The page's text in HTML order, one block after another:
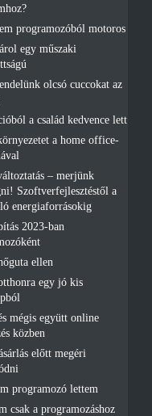
programozóból motoros
egy műszaki
olcsó cuccokat az
a család kedvence lett
a home office-
– merjünk
Szoftverfejlesztéstől a
energiaforrásokig
2023-ban
ellen
egy jó kis
mégis együtt online
közben
előtt megéri
programozó lettem
csak a programozáshoz